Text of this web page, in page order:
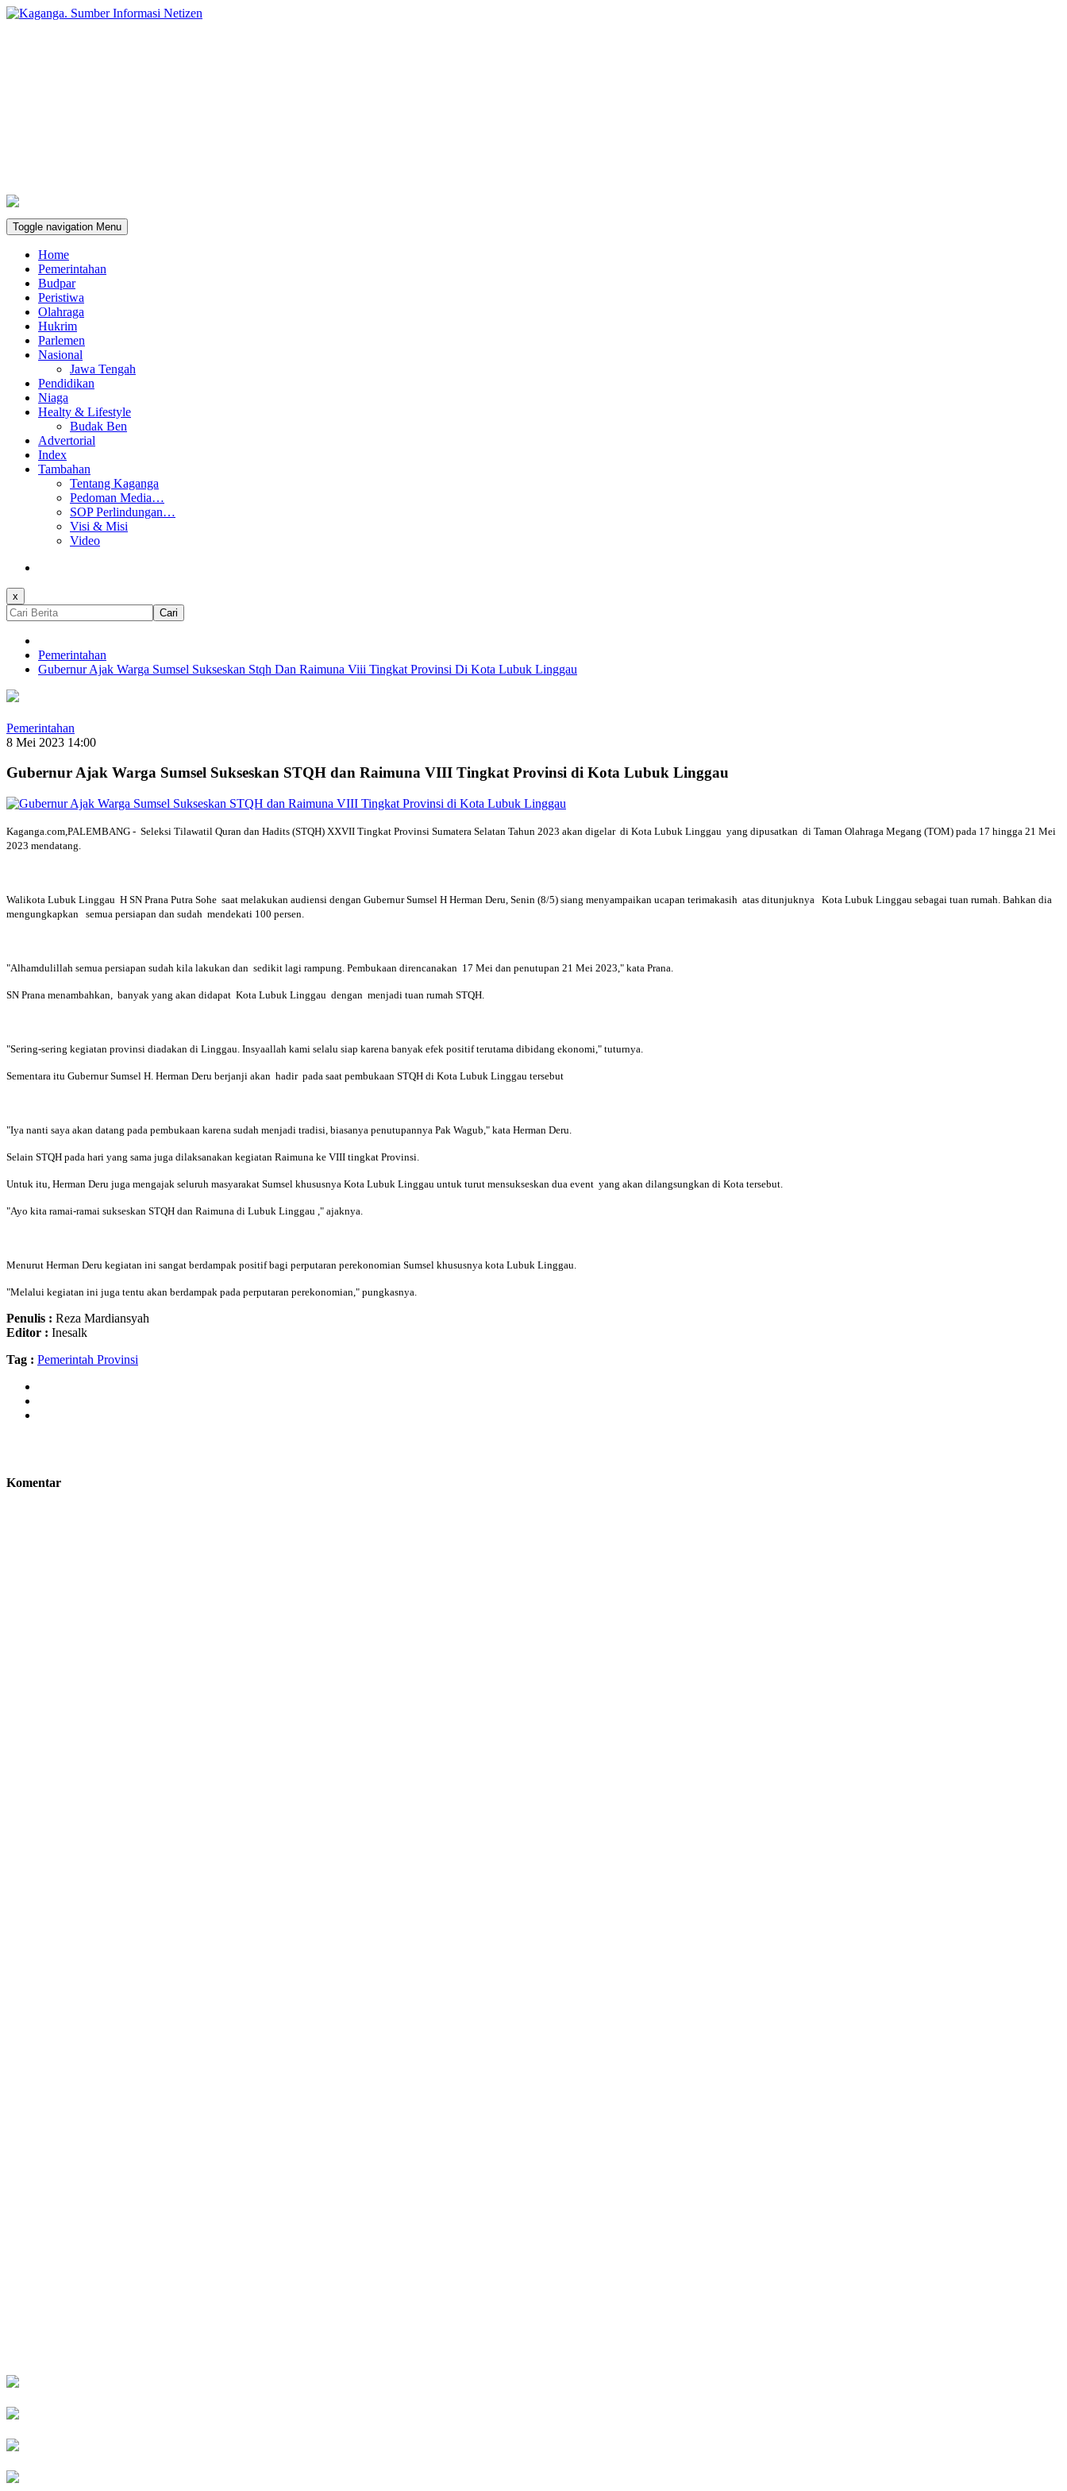
Toggle navigation Menu
Home
Pemerintahan
Budpar
Peristiwa
Olahraga
Hukrim
Parlemen
Nasional
Jawa Tengah
Pendidikan
Niaga
Healty & Lifestyle
Budak Ben
Advertorial
Index
Tambahan
Tentang Kaganga
Pedoman Media…
SOP Perlindungan…
Visi & Misi
Video
x
Cari
Pemerintahan
Gubernur Ajak Warga Sumsel Sukseskan Stqh Dan Raimuna Viii Tingkat Provinsi Di Kota Lubuk Linggau
Pemerintahan
8 Mei 2023 14:00
Gubernur Ajak Warga Sumsel Sukseskan STQH dan Raimuna VIII Tingkat Provinsi di Kota Lubuk Linggau
Kaganga.com,PALEMBANG - Seleksi Tilawatil Quran dan Hadits (STQH) XXVII Tingkat Provinsi Sumatera Selatan Tahun 2023 akan digelar di Kota Lubuk Linggau yang dipusatkan di Taman Olahraga Megang (TOM) pada 17 hingga 21 Mei
2023 mendatang.
Walikota Lubuk Linggau H SN Prana Putra Sohe saat melakukan audiensi dengan Gubernur Sumsel H Herman Deru, Senin (8/5) siang menyampaikan ucapan terimakasih atas ditunjuknya Kota Lubuk Linggau sebagai tuan rumah. Bahkan dia
mengungkapkan semua persiapan dan sudah mendekati 100 persen.
"Alhamdulillah semua persiapan sudah kila lakukan dan sedikit lagi rampung. Pembukaan direncanakan 17 Mei dan penutupan 21 Mei 2023," kata Prana.
SN Prana menambahkan, banyak yang akan didapat Kota Lubuk Linggau dengan menjadi tuan rumah STQH.
"Sering-sering kegiatan provinsi diadakan di Linggau. Insyaallah kami selalu siap karena banyak efek positif terutama dibidang ekonomi," tuturnya.
Sementara itu Gubernur Sumsel H. Herman Deru berjanji akan hadir pada saat pembukaan STQH di Kota Lubuk Linggau tersebut
"Iya nanti saya akan datang pada pembukaan karena sudah menjadi tradisi, biasanya penutupannya Pak Wagub," kata Herman Deru.
Selain STQH pada hari yang sama juga dilaksanakan kegiatan Raimuna ke VIII tingkat Provinsi.
Untuk itu, Herman Deru juga mengajak seluruh masyarakat Sumsel khususnya Kota Lubuk Linggau untuk turut mensukseskan dua event yang akan dilangsungkan di Kota tersebut.
"Ayo kita ramai-ramai sukseskan STQH dan Raimuna di Lubuk Linggau ," ajaknya.
Menurut Herman Deru kegiatan ini sangat berdampak positif bagi perputaran perekonomian Sumsel khususnya kota Lubuk Linggau.
"Melalui kegiatan ini juga tentu akan berdampak pada perputaran perekonomian," pungkasnya.
Penulis : Reza Mardiansyah
Editor : Inesalk
Tag : Pemerintah Provinsi
Komentar